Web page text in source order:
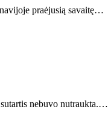
praėjusią savaitę…
sutartis nebuvo nutraukta.…